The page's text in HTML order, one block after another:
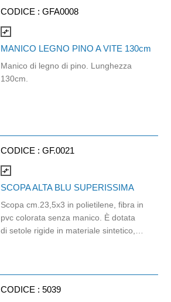
CODICE : GFA0008
compare_arrows
MANICO LEGNO PINO A VITE 130cm
Manico di legno di pino. Lunghezza
130cm.
CODICE : GF.0021
compare_arrows
SCOPA ALTA BLU SUPERISSIMA
Scopa cm.23,5x3 in polietilene, fibra in
pvc colorata senza manico. È dotata
di setole rigide in materiale sintetico,
GFA0002
CODICE : 5039